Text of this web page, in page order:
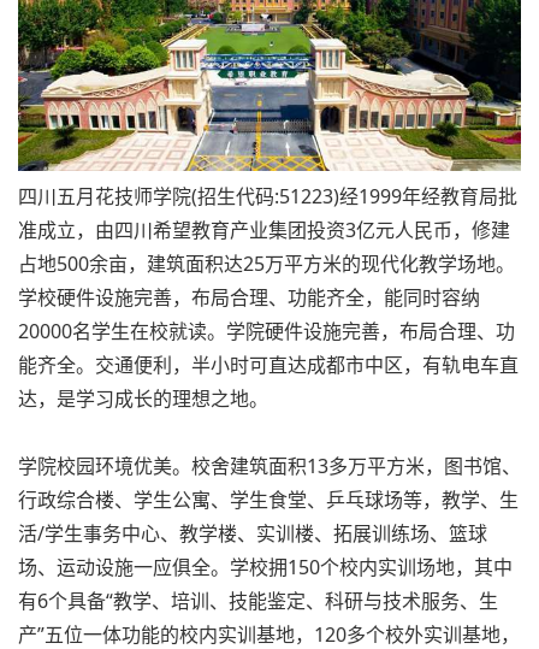
四川五月花技师学院(招生代码:51223)经1999年经教育局批
准成立，由四川希望教育产业集团投资3亿元人民币，修建
占地500余亩，建筑面积达25万平方米的现代化教学场地。
学校硬件设施完善，布局合理、功能齐全，能同时容纳
20000名学生在校就读。学院硬件设施完善，布局合理、功
能齐全。交通便利，半小时可直达成都市中区，有轨电车直
达，是学习成长的理想之地。
学院校园环境优美。校舍建筑面积13多万平方米，图书馆、
行政综合楼、学生公寓、学生食堂、乒乓球场等，教学、生
活/学生事务中心、教学楼、实训楼、拓展训练场、篮球
场、运动设施一应俱全。学校拥150个校内实训场地，其中
有6个具备“教学、培训、技能鉴定、科研与技术服务、生
产”五位一体功能的校内实训基地，120多个校外实训基地，